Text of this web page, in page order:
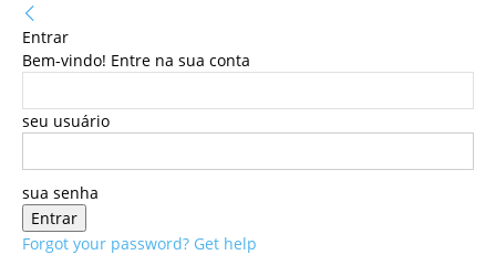
Entrar
Bem-vindo! Entre na sua conta
seu usuário
sua senha
Forgot your password? Get help